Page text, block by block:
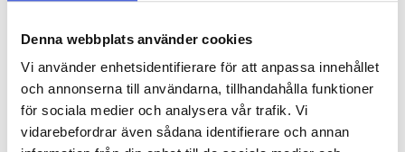
Denna webbplats använder cookies
Vi använder enhetsidentifierare för att anpassa innehållet
och annonserna till användarna, tillhandahålla funktioner
för sociala medier och analysera vår trafik. Vi
vidarebefordrar även sådana identifierare och annan
att låna flyttkartonger av oss? Tveka då inte att